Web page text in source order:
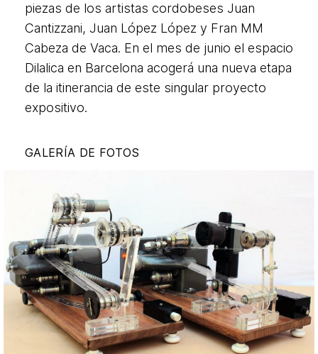
piezas de los artistas cordobeses Juan
Cantizzani, Juan López López y Fran MM
Cabeza de Vaca. En el mes de junio el espacio
Dilalica en Barcelona acogerá una nueva etapa
de la itinerancia de este singular proyecto
expositivo.
GALERÍA DE FOTOS